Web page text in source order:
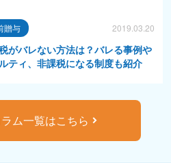
贈与 2019.03.20
がバレない方法は？バレる事例や
ティ、非課税になる制度も紹介
ム一覧はこちら